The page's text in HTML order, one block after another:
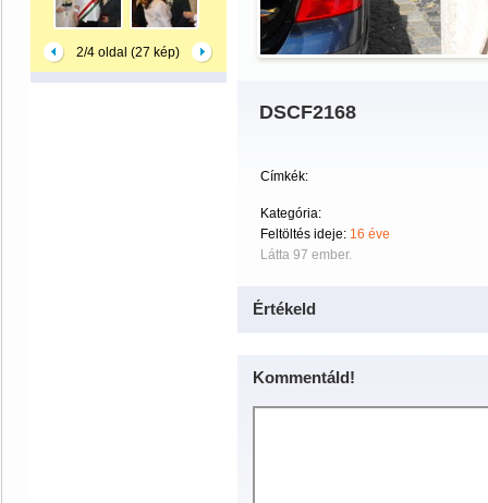
2/4 oldal (27 kép)
DSCF2168
Címkék:
Kategória:
Feltöltés ideje: 16 éve
Látta 97 ember.
Értékeld
Kommentáld!